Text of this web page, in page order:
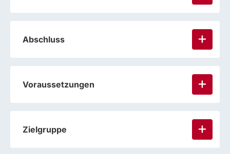
Abschluss
Voraussetzungen
Zielgruppe